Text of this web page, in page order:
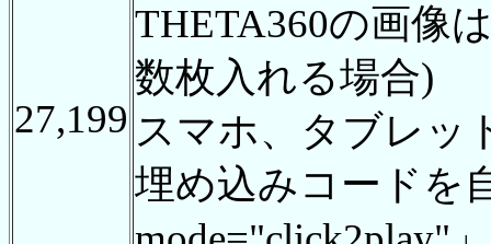
27,199
THETA360の画像
数枚入れる場合)
スマホ、タブレッ
埋め込みコードを